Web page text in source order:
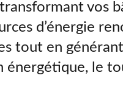
vos
d’énergie
tout en
le